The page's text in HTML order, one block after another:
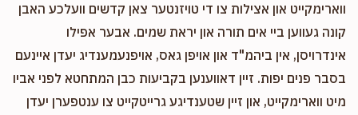
ווארימקייט און אצילות צו די טויזנטער צאן קדשים וועלכע האבן
קונה געווען ביי אים תורה און יראת שמים. אבער אפילו
אינדרויסן, אין ביהמ"ד און אויפן גאס, אויפנעמענדיג יעדן איינעם
בסבר פנים יפות. זיין דאווענען בקביעות כבן המתחטא לפני אביו
מיט ווארימקייט, און זיין שטענדיגע גרייטקייט צו ענטפערן יעדן